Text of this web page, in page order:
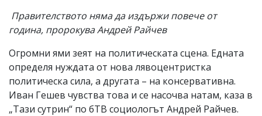
откриете
обиден
за
коментар,
моля
сигнализирайте
Правителството няма да издържи повече от
година, пророкува Андрей Райчев
Огромни ями зеят на политическата сцена. Едната
определя нуждата от нова лявоцентристка
политическа сила, а другата – на консервативна.
Иван Гешев чувства това и се насочва натам, каза в
„Тази сутрин“ по бТВ социологът Андрей Райчев.